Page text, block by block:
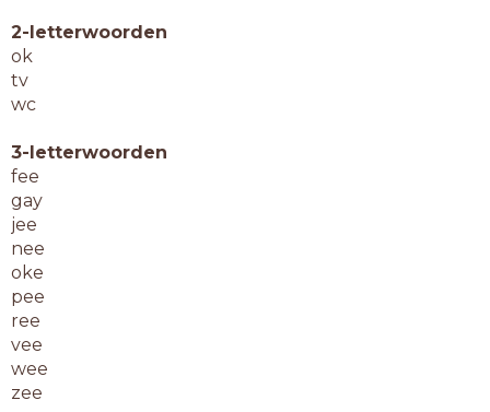
2-letterwoorden
ok
tv
wc
3-letterwoorden
fee
gay
jee
nee
oke
pee
ree
vee
wee
zee